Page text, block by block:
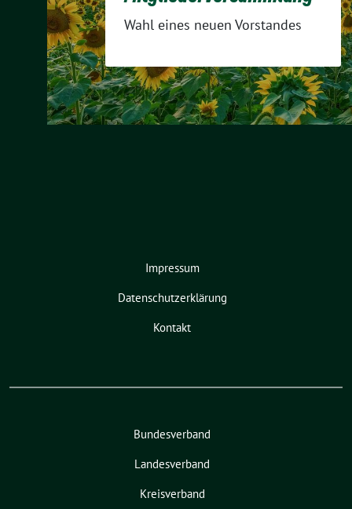
Wahl eines neuen Vorstandes
Impressum
Datenschutzerklärung
Kontakt
Bundesverband
Landesverband
Kreisverband